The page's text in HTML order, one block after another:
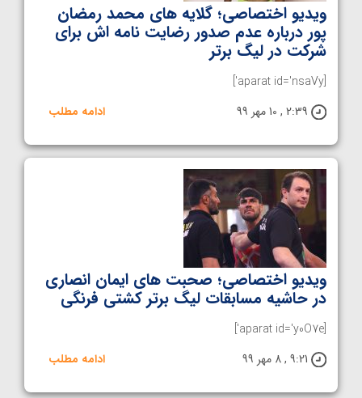
ویدیو اختصاصی؛ گلایه های محمد رمضان
پور درباره عدم صدور رضایت نامه اش برای
شرکت در لیگ برتر
[aparat id='nsaVy']
2:39 , 10 مهر 99
ادامه مطلب
ویدیو اختصاصی؛ صحبت های ایمان انصاری
در حاشیه مسابقات لیگ برتر کشتی فرنگی
[aparat id='y0O7e']
9:21 , 8 مهر 99
ادامه مطلب